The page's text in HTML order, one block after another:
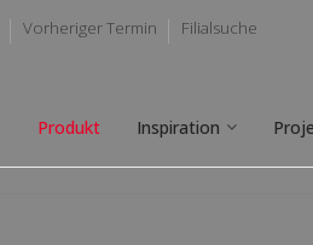
Vorheriger Termin Filialsuche
Produkt Inspiration